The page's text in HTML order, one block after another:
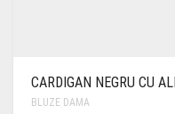
CARDIGAN NEGRU CU
BLUZE DAMA